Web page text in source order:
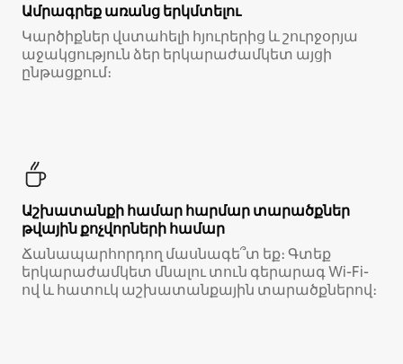
Ամրագրեք առանց երկմտելու
Կարծիքներ վստահելի հյուրերից և շուրջօրյա
աջակցություն ձեր երկարաժամկետ այցի
ընթացքում։
Աշխատանքի համար հարմար տարածքներ
թվային քոչվորների համար
Ճանապարհորդող մասնագե՞տ եք։ Գտեք
երկարաժամկետ մնալու տուն գերարագ Wi-Fi-
ով և հատուկ աշխատանքային տարածքներով։